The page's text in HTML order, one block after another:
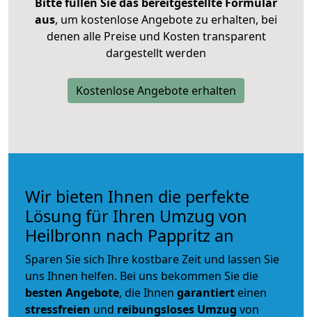
aus, um kostenlose Angebote zu erhalten, bei
denen alle Preise und Kosten transparent
dargestellt werden
Kostenlose Angebote erhalten
Wir bieten Ihnen die perfekte
Lösung für Ihren Umzug von
Heilbronn nach Pappritz an
Sparen Sie sich Ihre kostbare Zeit und lassen Sie
uns Ihnen helfen. Bei uns bekommen Sie die
besten Angebote, die Ihnen garantiert einen
stressfreien und reibungsloses Umzug von